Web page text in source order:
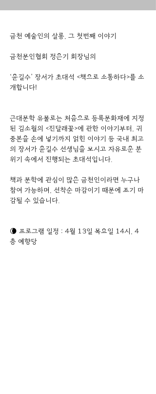
금천 예술인의 살롱, 그 첫번째 이야기
금천문인협회 정은기 회장님의
‘윤길수’ 장서가 초대석 <책으로 소통하다>를 소
개합니다!
근대문학 유물로는 처음으로 등록문화재에 지정
된 김소월의 <진달래꽃>에 관한 이야기부터, 귀
중본을 손에 넣기까지 얽힌 이야기 등 국내 최고
의 장서가 윤길수 선생님을 모시고 자유로운 분
위기 속에서 진행되는 초대석입니다.
책과 문학에 관심이 많은 금천인이라면 누구나
참여 가능하며, 선착순 마감이기 때문에 조기 마
감될 수 있습니다.
🌘 프로그램 일정 : 4월 13일 목요일 14시, 4
층 예향당